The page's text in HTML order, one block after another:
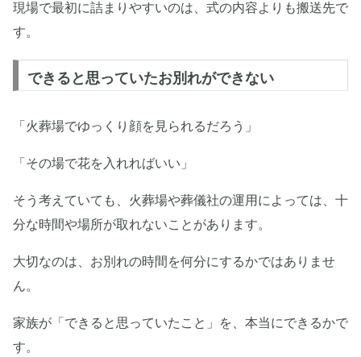
現場で最初に詰まりやすいのは、式の内容よりも搬送先で
す。
できると思っていたお別れができない
「火葬場でゆっくり顔を見られるだろう」
「その場で花を入れればいい」
そう考えていても、火葬場や葬儀社の運用によっては、十
分な時間や場所が取れないことがあります。
大切なのは、お別れの時間を何分にするかではありませ
ん。
家族が「できると思っていたこと」を、本当にできるかで
す。